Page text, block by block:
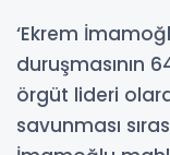
‘Ekrem
duruşmasının
örgüt lideri
savunması